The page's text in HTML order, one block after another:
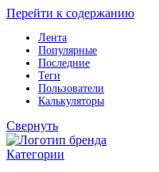
Перейти к содержанию
Лента
Популярные
Последние
Теги
Пользователи
Калькуляторы
Свернуть
Категории